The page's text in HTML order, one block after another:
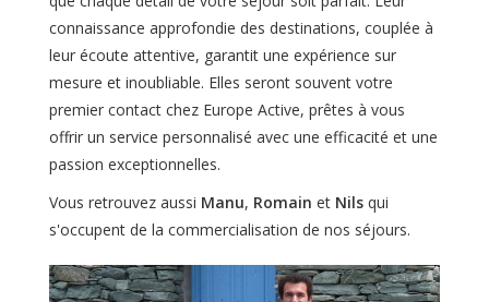
connaissance approfondie des destinations, couplée à
leur écoute attentive, garantit une expérience sur
mesure et inoubliable. Elles seront souvent votre
premier contact chez Europe Active, prêtes à vous
offrir un service personnalisé avec une efficacité et une
passion exceptionnelles.
Vous retrouvez aussi Manu, Romain et Nils qui
s'occupent de la commercialisation de nos séjours.